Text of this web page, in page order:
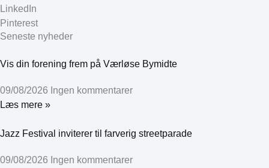
LinkedIn
Pinterest
Seneste nyheder
Vis din forening frem på Værløse Bymidte
09/08/2026 Ingen kommentarer
Læs mere »
Jazz Festival inviterer til farverig streetparade
09/08/2026 Ingen kommentarer